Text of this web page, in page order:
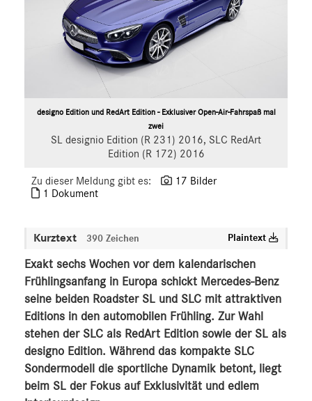
G-Klasse
GLA
GLC
S-Klasse
GLB
V-Klasse
Vans
Marken & Produkte
MEDIA
ÜBER UNS
ANSPRECHPARTNER
designo Edition und RedArt Edition - Exklusiver Open-Air-Fahrspaß mal
zwei
SL designio Edition (R 231) 2016, SLC RedArt
Edition (R 172) 2016
Zu dieser Meldung gibt es:
17 Bilder
1 Dokument
Kurztext 390 Zeichen Plaintext
Exakt sechs Wochen vor dem kalendarischen
Frühlingsanfang in Europa schickt Mercedes-Benz
seine beiden Roadster SL und SLC mit attraktiven
Editions in den automobilen Frühling. Zur Wahl
stehen der SLC als RedArt Edition sowie der SL als
designo Edition. Während das kompakte SLC
Sondermodell die sportliche Dynamik betont, liegt
beim SL der Fokus auf Exklusivität und edlem